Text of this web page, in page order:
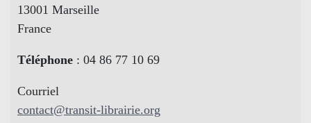
13001 Marseille
France
Téléphone : 04 86 77 10 69
Courriel
contact@transit-librairie.org